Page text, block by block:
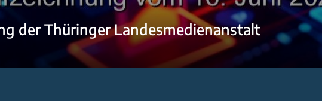
der Thüringer Landesmedienanstalt